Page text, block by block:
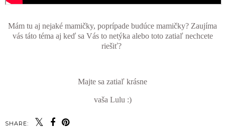
Mám tu aj nejaké mamičky, poprípade budúce mamičky? Zaujíma
vás táto téma aj keď sa Vás to netýka alebo toto zatiaľ nechcete
riešiť?
Majte sa zatiaľ krásne
vaša Lulu :)
SHARE: